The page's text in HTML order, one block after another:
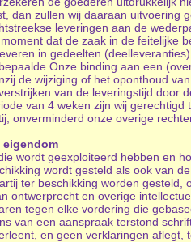
dan zullen wij daaraan
leveringen aan de
dat de zaak in de feitelijke
in gedeelten
Onze binding aan een
de wijziging of het oponthoud
van de leveringstijd door
van 4 weken zijn wij
onverminderd onze overige
wordt geexploiteerd hebben en
wordt gesteld als ook van
ter beschikking worden
ontwerprecht en overige
tegen elke vordering die
van een aanspraak terstond
en geen verklaringen